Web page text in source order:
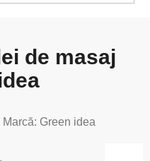
de masaj
Marcă: Green idea